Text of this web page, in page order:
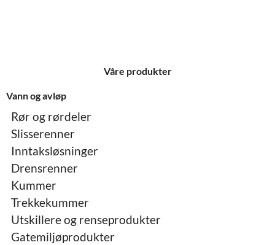
Våre produkter
Vann og avløp
Rør og rørdeler
Slisserenner
Inntaksløsninger
Drensrenner
Kummer
Trekkekummer
Utskillere og renseprodukter
Gatemiljøprodukter